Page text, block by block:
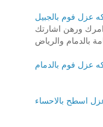
عزل فوم بالجبيل
بالدمام والرياض
عزل فوم بالدمام
اسطح بالاحساء